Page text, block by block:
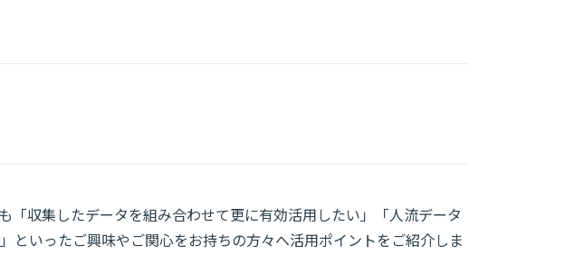
「収集したデータを組み合わせて更に有効活用したい」「人流データ
といったご興味やご関心をお持ちの方々へ活用ポイントをご紹介しま